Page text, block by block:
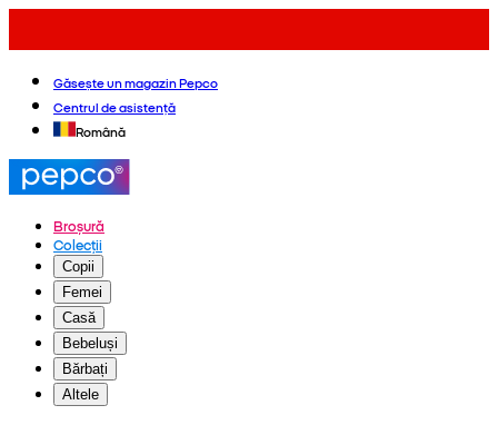
Găsește un magazin Pepco
Centrul de asistență
Română
Broșură
Colecții
Copii
Femei
Casă
Bebeluși
Bărbați
Altele